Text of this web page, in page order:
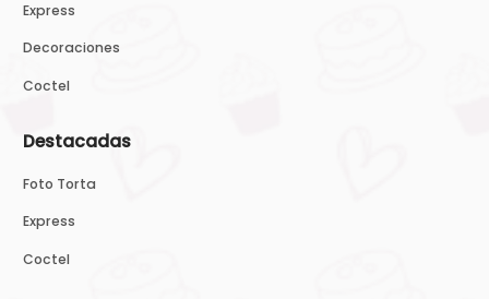
Express
Decoraciones
Coctel
Destacadas
Foto Torta
Express
Coctel